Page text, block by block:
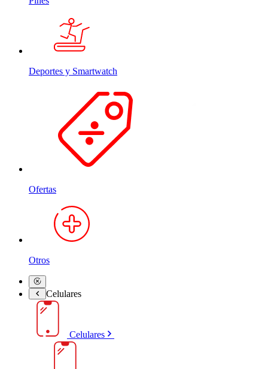
Deportes y Smartwatch
Ofertas
Otros
Celulares
Celulares